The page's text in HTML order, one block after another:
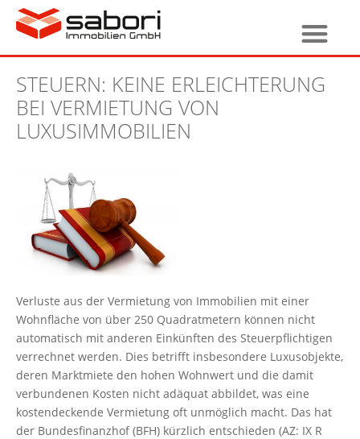
STEUERN: KEINE ERLEICHTERUNG
BEI VERMIETUNG VON
LUXUSIMMOBILIEN
Verluste aus der Vermietung von Immobilien mit einer
Wohnfläche von über 250 Quadratmetern können nicht
automatisch mit anderen Einkünften des Steuerpflichtigen
verrechnet werden. Dies betrifft insbesondere Luxusobjekte,
deren Marktmiete den hohen Wohnwert und die damit
verbundenen Kosten nicht adäquat abbildet, was eine
kostendeckende Vermietung oft unmöglich macht. Das hat
der Bundesfinanzhof (BFH) kürzlich entschieden (AZ: IX R